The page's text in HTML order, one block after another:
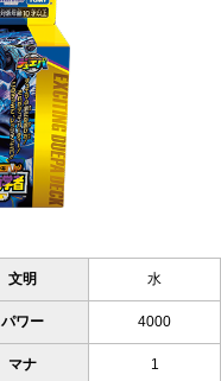
文明 水
パワー 4000
マナ 1